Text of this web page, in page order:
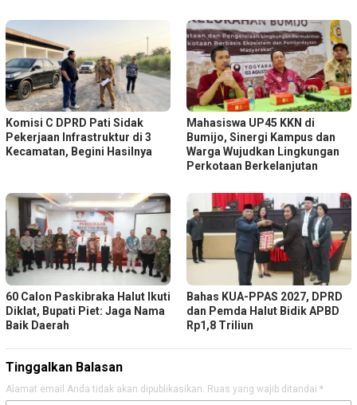
Komisi C DPRD Pati Sidak
Pekerjaan Infrastruktur di 3
Kecamatan, Begini Hasilnya
Mahasiswa UP45 KKN di
Bumijo, Sinergi Kampus dan
Warga Wujudkan Lingkungan
Perkotaan Berkelanjutan
60 Calon Paskibraka Halut Ikuti
Diklat, Bupati Piet: Jaga Nama
Baik Daerah
Bahas KUA-PPAS 2027, DPRD
dan Pemda Halut Bidik APBD
Rp1,8 Triliun
Tinggalkan Balasan
Alamat email Anda tidak akan dipublikasikan. Ruas yang wajib ditandai *